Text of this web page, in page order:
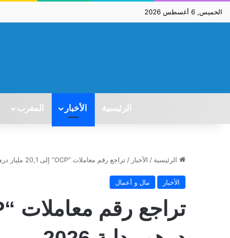
الخميس, 6 أغسطس 2026
الرئيسية الأخبار المغرب
الرئيسية / الأخبار / تراجع رقم معاملات “OCP” إلى 20,1 مليار درهم بداية 2026
الأخبار مال و أعمال